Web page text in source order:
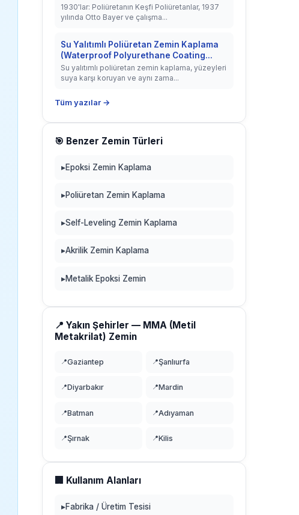
1930'lar: Poliüretanın Keşfi Poliüretanlar, 1937
yılında Otto Bayer ve çalışma...
Su Yalıtımlı Poliüretan Zemin Kaplama
(Waterproof Polyurethane Coating...
Su yalıtımlı poliüretan zemin kaplama, yüzeyleri
suya karşı koruyan ve aynı zama...
Tüm yazılar →
🎯 Benzer Zemin Türleri
▸Epoksi Zemin Kaplama
▸Poliüretan Zemin Kaplama
▸Self-Leveling Zemin Kaplama
▸Akrilik Zemin Kaplama
▸Metalik Epoksi Zemin
📍 Yakın Şehirler — MMA (Metil
Metakrilat) Zemin
📍Gaziantep 📍Şanlıurfa
📍Diyarbakır 📍Mardin
📍Batman 📍Adıyaman
📍Şırnak 📍Kilis
🏢 Kullanım Alanları
▸Fabrika / Üretim Tesisi